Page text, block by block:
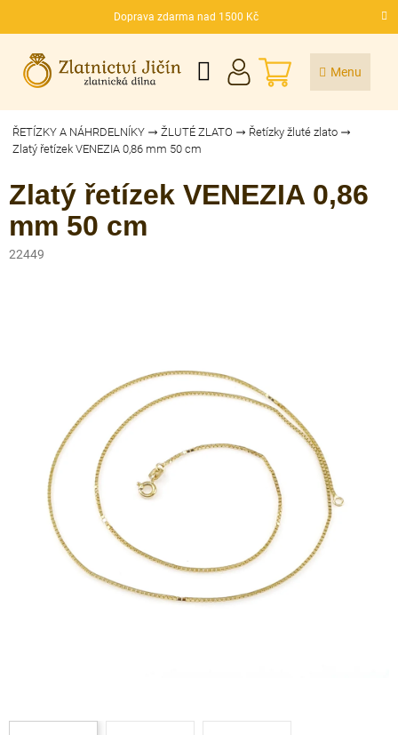
Doprava zdarma nad 1500 Kč
CZK
NÁKUPNÍ
KOŠÍK
ŘETÍZKY A NÁHRDELNÍKY ŽLUTÉ ZLATO
Řetízky žluté zlato
Zlatý řetízek VENEZIA 0,86 mm 50 cm
Zlatý řetízek VENEZIA 0,86
mm 50 cm
22449